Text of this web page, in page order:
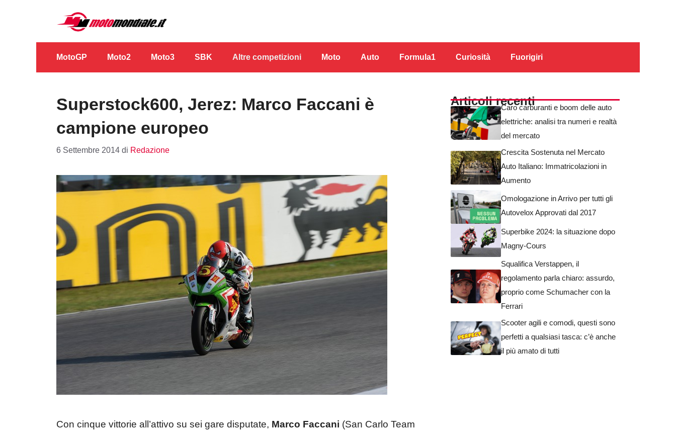
contenuto
MotoGP Moto2 Moto3 SBK Altre competizioni Moto Auto Formula1 Curiosità Fuorigiri
Superstock600, Jerez: Marco Faccani è
campione europeo
6 Settembre 2014 di Redazione
Con cinque vittorie all’attivo su sei gare disputate, Marco Faccani (San Carlo Team
Articoli recentiCaro carburanti e boom delle auto
elettriche: analisi tra numeri e realtà
del mercato
Crescita Sostenuta nel Mercato
Auto Italiano: Immatricolazioni in
Aumento
Omologazione in Arrivo per tutti gli
Autovelox Approvati dal 2017
Superbike 2024: la situazione dopo
Magny-Cours
Squalifica Verstappen, il
regolamento parla chiaro: assurdo,
proprio come Schumacher con la
Ferrari
Scooter agili e comodi, questi sono
perfetti a qualsiasi tasca: c’è anche
il più amato di tutti